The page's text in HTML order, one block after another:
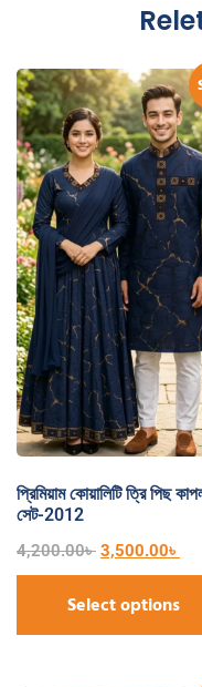
প্রিমিয়াম কোয়ালিটি ত্রি পিছ
সেট-2012
4,200.00৳ 3,500.00৳
Select options